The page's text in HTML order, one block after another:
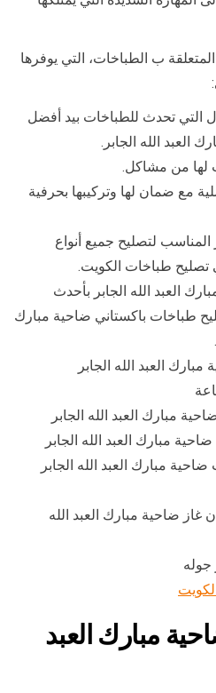
ب الطباخات، التي يوفرها
التي تحدث للطباخات بيد أفضل
العبد الله الجابر.
لها من مشاكل.
مع ضمان لها وتركيبها بحرفية
لتصليح جميع أنواع
طباخات الكويت.
العبد الله الجابر بأحدث
طباخات باكستاني ضاحية مبارك
مبارك العبد الله الجابر
غاز ضاحية مبارك العبد الله
مبارك العبد